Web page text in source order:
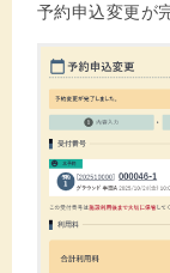
予約申込変更が